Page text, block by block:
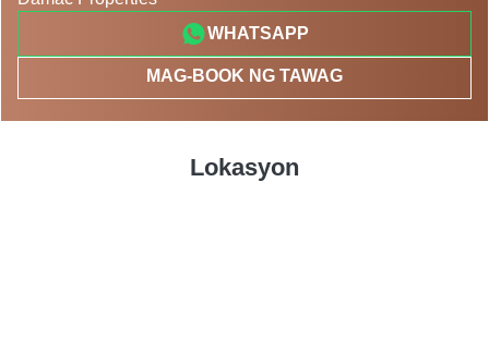
WHATSAPP
MAG-BOOK NG TAWAG
Lokasyon